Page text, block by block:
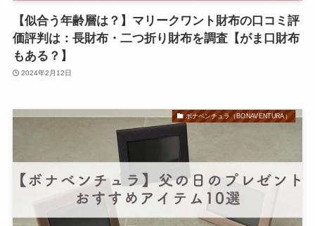
【似合う年齢層は？】マリークワント財布の口コミ評
価評判は：長財布・二つ折り財布を調査【がま口財布
もある？】
2024年2月12日
ボナベンチュラ（BONAVENTURA）